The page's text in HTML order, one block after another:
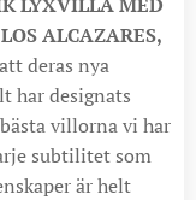
ALCAZARES,
deras nya
har designats
villorna vi har
subtilitet som
är helt